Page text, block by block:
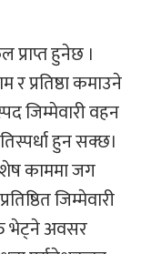
प्राप्त हुनेछ ।
र प्रतिष्ठा कमाउने
जिम्मेवारी वहन
हुन सक्छ।
काममा जग
जिम्मेवारी
भेट्ने अवसर